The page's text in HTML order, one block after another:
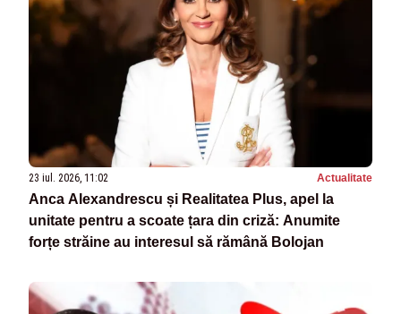
23 iul. 2026, 11:02 Actualitate
Anca Alexandrescu și Realitatea Plus, apel la
unitate pentru a scoate țara din criză: Anumite
forțe străine au interesul să rămână Bolojan